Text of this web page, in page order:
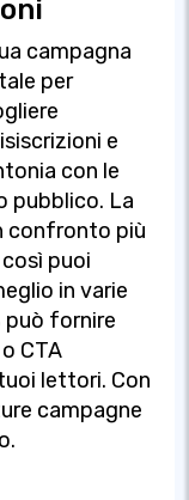
campagna
per
e
con le
pubblico. La
confronto più
puoi
in varie
fornire
CTA
lettori. Con
campagne